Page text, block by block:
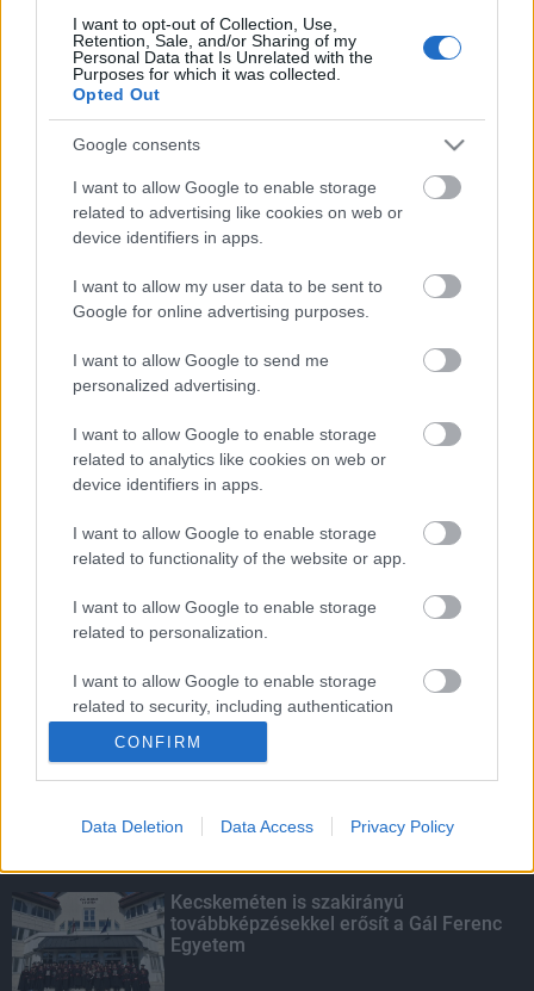
I want to opt-out of Collection, Use,
Retention, Sale, and/or Sharing of my
Personal Data that Is Unrelated with the
Purposes for which it was collected.
Opted Out
Google consents
I want to allow Google to enable storage
related to advertising like cookies on web or
device identifiers in apps.
I want to allow my user data to be sent to
Google for online advertising purposes.
I want to allow Google to send me
personalized advertising.
I want to allow Google to enable storage
related to analytics like cookies on web or
device identifiers in apps.
I want to allow Google to enable storage
related to functionality of the website or app.
I want to allow Google to enable storage
related to personalization.
I want to allow Google to enable storage
related to security, including authentication
CONFIRM
Data Deletion Data Access Privacy Policy
HIRDETÉS
Paks II.: Mit jelent az 5. blokk új
mérföldköve a felülvizsgálat
árnyékában?
Fontos a postaládákba költöző
széncinegék védelme
Amire többmillióan vártunk: szombattól
másodfokúra csökken a riasztás
KIEMELT
Megérkezett az eső a Duna
Kecskeméten is szakirányú
továbbképzésekkel erősít a Gál Ferenc
Egyetem